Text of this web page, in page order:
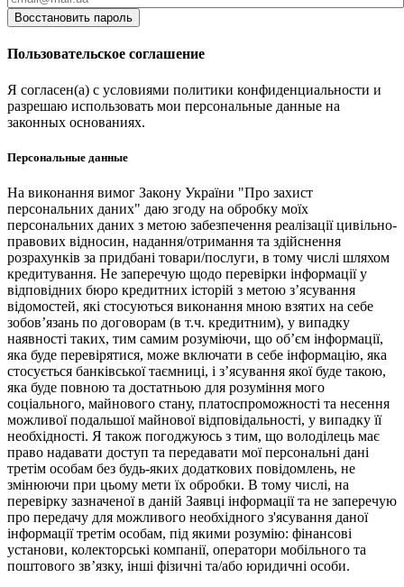
Восстановить пароль
Пользовательское соглашение
Я согласен(а) с условиями политики конфиденциальности и
разрешаю использовать мои персональные данные на
законных основаниях.
Персональные данные
На виконання вимог Закону України "Про захист
персональних даних" даю згоду на обробку моїх
персональних даних з метою забезпечення реалізації цивільно-
правових відносин, надання/отримання та здійснення
розрахунків за придбані товари/послуги, в тому числі шляхом
кредитування. Не заперечую щодо перевірки інформації у
відповідних бюро кредитних історій з метою з’ясування
відомостей, які стосуються виконання мною взятих на себе
зобов’язань по договорам (в т.ч. кредитним), у випадку
наявності таких, тим самим розуміючи, що об’єм інформації,
яка буде перевірятися, може включати в себе інформацію, яка
стосується банківської таємниці, і з’ясування якої буде такою,
яка буде повною та достатньою для розуміння мого
соціального, майнового стану, платоспроможності та несення
можливої подальшої майнової відповідальності, у випадку її
необхідності. Я також погоджуюсь з тим, що володілець має
право надавати доступ та передавати мої персональні дані
третім особам без будь-яких додаткових повідомлень, не
змінюючи при цьому мети їх обробки. В тому числі, на
перевірку зазначеної в даній Заявці інформації та не заперечую
про передачу для можливого необхідного з'ясування даної
інформації третім особам, під якими розумію: фінансові
установи, колекторські компанії, оператори мобільного та
поштового зв’язку, інші фізичні та/або юридичні особи.